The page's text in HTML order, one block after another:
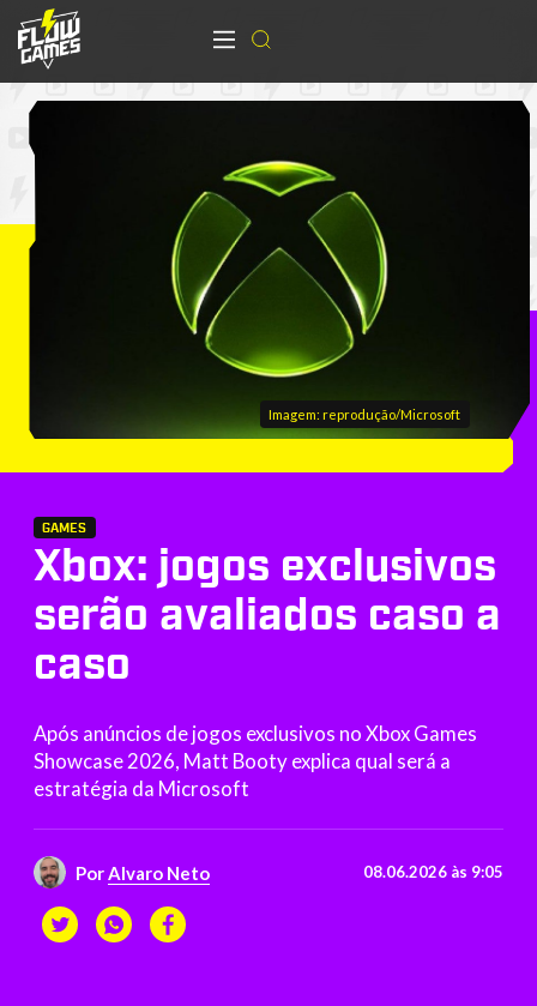
Imagem: reprodução/Microsoft
GAMES
Xbox: jogos exclusivos
serão avaliados caso a
caso
Após anúncios de jogos exclusivos no Xbox Games
Showcase 2026, Matt Booty explica qual será a
estratégia da Microsoft
Por Alvaro Neto 08.06.2026 às 9:05